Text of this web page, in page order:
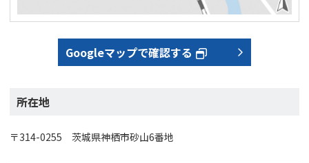
Googleマップで確認する
所在地
〒314-0255 茨城県神栖市砂山6番地